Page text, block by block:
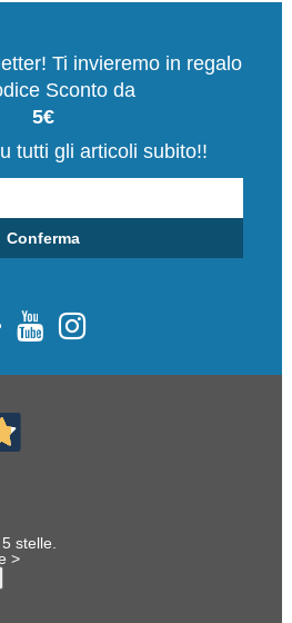
Ti invieremo in regalo
Sconto da
5€
tutti gli articoli subito!!
Conferma
stelle.
>